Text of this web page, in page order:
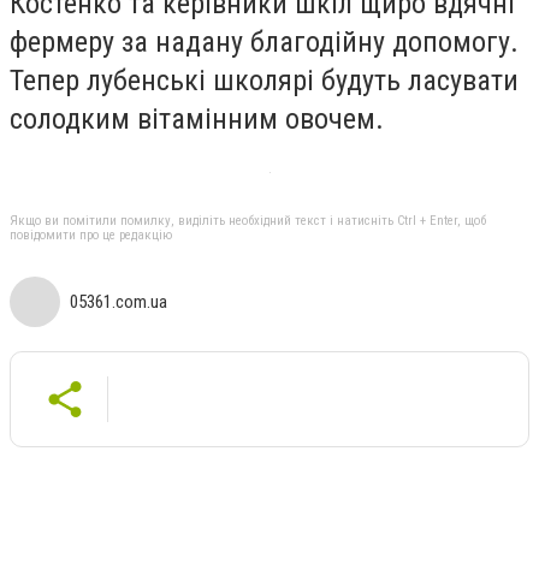
фермеру за надану благодійну допомогу.
Тепер лубенські школярі будуть ласувати
солодким вітамінним овочем.
Якщо ви помітили помилку, виділіть необхідний текст і натисніть Ctrl + Enter, щоб
повідомити про це редакцію
05361.com.ua